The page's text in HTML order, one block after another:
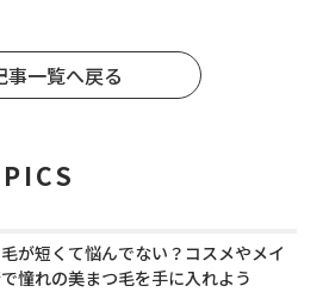
事一覧へ戻る
が短くて悩んでない？コスメやメイ
憧れの美まつ毛を手に入れよう